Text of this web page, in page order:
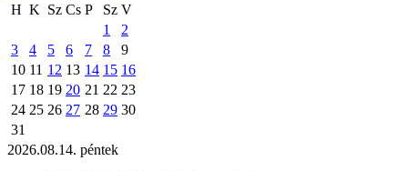
H K Sz Cs P Sz V
1
2
3
4 5 6 7 8
9
10 11 12 13 14 15 16
17 18 19 20 21 22 23
24 25 26 27 28 29 30
31
2026.08.14. péntek